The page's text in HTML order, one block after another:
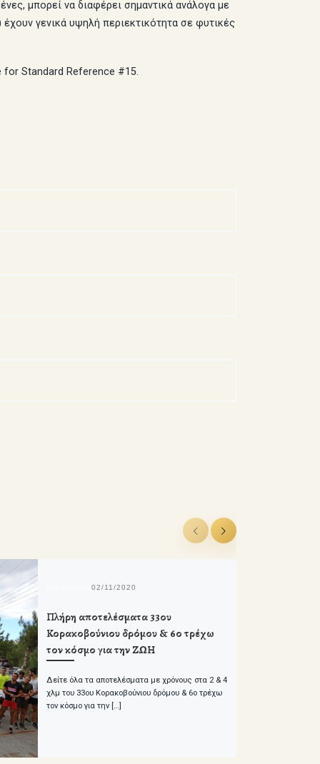
μπορεί να διαφέρει σημαντικά ανάλογα με
γενικά υψηλή περιεκτικότητα σε φυτικές
for Standard Reference #15.
δημοσιευμένο 02/11/2020
Πλήρη αποτελέσματα 33ου
Κορακοβούνιου δρόμου & 6ο τρέχω
τον κόσμο για την ΖΩΗ
Δείτε όλα τα αποτελέσματα με χρόνους στα 2 & 4
χλμ του 33ου Κορακοβούνιου δρόμου & 6ο τρέχω
τον κόσμο για την […]